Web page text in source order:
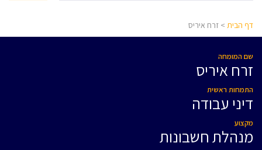
דף הבית > זרח איריס
שם המומחה
זרח איריס
התמחות ראשית
דיני עבודה
מקצוע
מנהלת חשבונות